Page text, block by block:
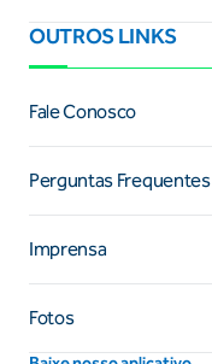
OUTROS LINKS
Fale Conosco
Perguntas Frequentes
Imprensa
Fotos